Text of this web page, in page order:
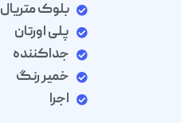
بلوک متریال
پلی اورتان
جداکننده
خمیر رنگ
اجرا